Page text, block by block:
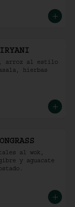
arroz al estilo
hierbas
al wok,
y aguacate